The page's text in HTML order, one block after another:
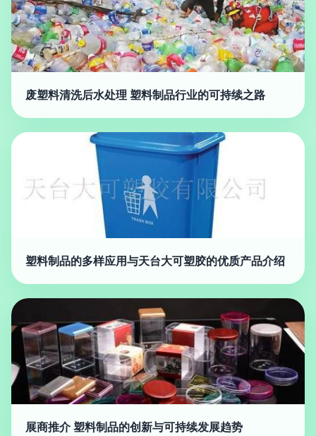
废塑料清洗后水处理 塑料制品行业的可持续之路
塑料制品的多样应用与天台大可塑胶的优质产品介绍
展商推介 塑料制品的创新与可持续发展趋势